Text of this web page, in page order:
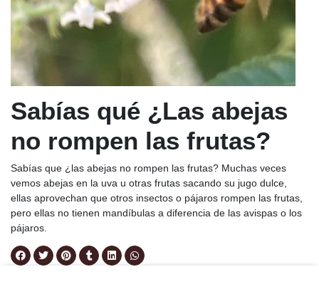
Sabías qué ¿Las abejas
no rompen las frutas?
Sabías que ¿las abejas no rompen las frutas? Muchas veces
vemos abejas en la uva u otras frutas sacando su jugo dulce,
ellas aprovechan que otros insectos o pájaros rompen las frutas,
pero ellas no tienen mandíbulas a diferencia de las avispas o los
pájaros.